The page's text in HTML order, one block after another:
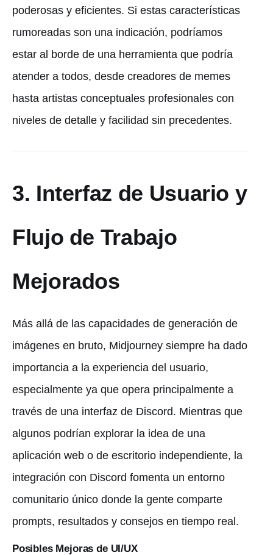
poderosas y eficientes. Si estas características
rumoreadas son una indicación, podríamos
estar al borde de una herramienta que podría
atender a todos, desde creadores de memes
hasta artistas conceptuales profesionales con
niveles de detalle y facilidad sin precedentes.
3. Interfaz de Usuario y
Flujo de Trabajo
Mejorados
Más allá de las capacidades de generación de
imágenes en bruto, Midjourney siempre ha dado
importancia a la experiencia del usuario,
especialmente ya que opera principalmente a
través de una interfaz de Discord. Mientras que
algunos podrían explorar la idea de una
aplicación web o de escritorio independiente, la
integración con Discord fomenta un entorno
comunitario único donde la gente comparte
prompts, resultados y consejos en tiempo real.
Posibles Mejoras de UI/UX